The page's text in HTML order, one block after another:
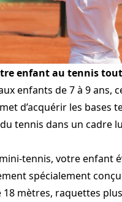
enfant au tennis tout
enfants de 7 à 9 ans,
d’acquérir les bases
tennis dans un cadre
tennis, votre enfant
spécialement
18 mètres, raquettes